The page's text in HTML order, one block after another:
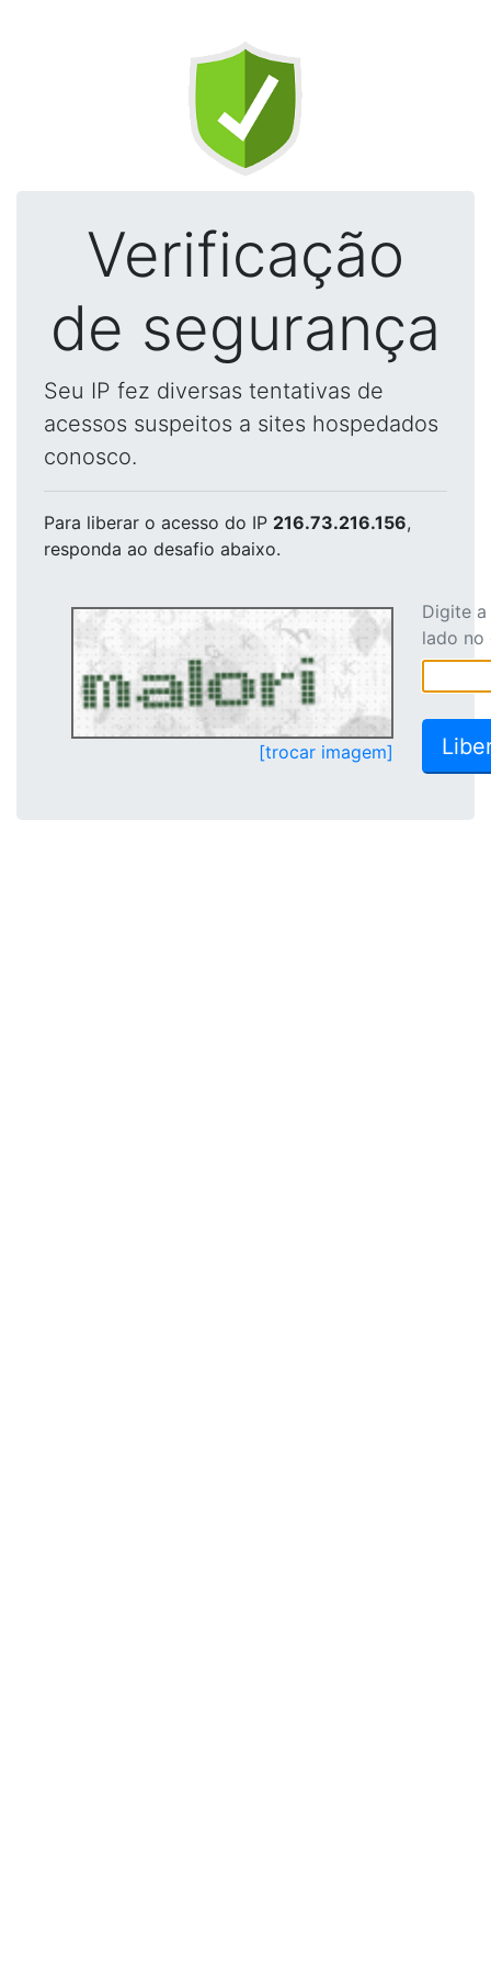
Verificação
de segurança
Seu IP fez diversas tentativas de
acessos suspeitos a sites hospedados
conosco.
Para liberar o acesso do IP 216.73.216.156,
responda ao desafio abaixo.
[trocar imagem]
Digite
lado no